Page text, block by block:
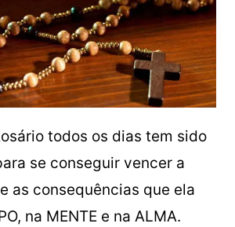
todos os dias tem sido
se conseguir vencer a
as consequências que ela
na MENTE e na ALMA.